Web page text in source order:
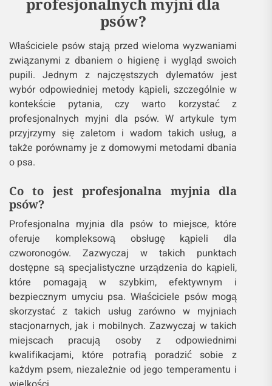
profesjonalnych myjni dla
psów?
Właściciele psów stają przed wieloma wyzwaniami
związanymi z dbaniem o higienę i wygląd swoich
pupili. Jednym z najczęstszych dylematów jest
wybór odpowiedniej metody kąpieli, szczególnie w
kontekście pytania, czy warto korzystać z
profesjonalnych myjni dla psów. W artykule tym
przyjrzymy się zaletom i wadom takich usług, a
także porównamy je z domowymi metodami dbania
o psa.
Co to jest profesjonalna myjnia dla
psów?
Profesjonalna myjnia dla psów to miejsce, które
oferuje kompleksową obsługę kąpieli dla
czworonogów. Zazwyczaj w takich punktach
dostępne są specjalistyczne urządzenia do kąpieli,
które pomagają w szybkim, efektywnym i
bezpiecznym umyciu psa. Właściciele psów mogą
skorzystać z takich usług zarówno w myjniach
stacjonarnych, jak i mobilnych. Zazwyczaj w takich
miejscach pracują osoby z odpowiednimi
kwalifikacjami, które potrafią poradzić sobie z
każdym psem, niezależnie od jego temperamentu i